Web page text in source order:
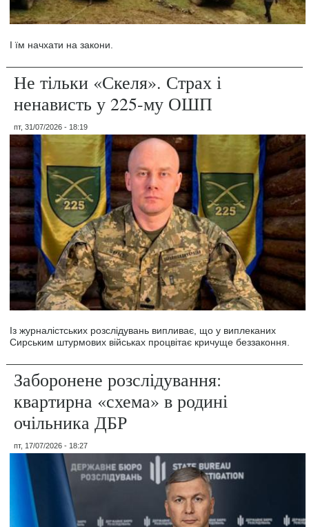
І їм начхати на закони.
Не тільки «Скеля». Страх і
ненависть у 225-му ОШП
пт, 31/07/2026 - 18:19
Із журналістських розслідувань випливає, що у виплеканих
Сирським штурмових військах процвітає кричуще беззаконня.
Заборонене розслідування:
квартирна «схема» в родині
очільника ДБР
пт, 17/07/2026 - 18:27